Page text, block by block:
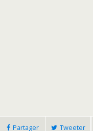
Partager Tweeter